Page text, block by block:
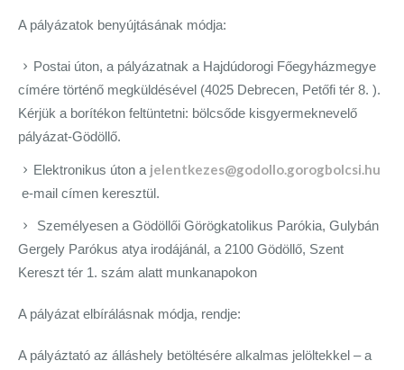
A pályázatok benyújtásának módja:
Postai úton, a pályázatnak a Hajdúdorogi Főegyházmegye
címére történő megküldésével (4025 Debrecen, Petőfi tér 8. ).
Kérjük a borítékon feltüntetni: bölcsőde kisgyermeknevelő
pályázat-Gödöllő.
Elektronikus úton a jelentkezes@godollo.gorogbolcsi.hu
e-mail címen keresztül.
Személyesen a Gödöllői Görögkatolikus Parókia, Gulybán
Gergely Parókus atya irodájánál, a 2100 Gödöllő, Szent
Kereszt tér 1. szám alatt munkanapokon
A pályázat elbírálásnak módja, rendje:
A pályáztató az álláshely betöltésére alkalmas jelöltekkel – a